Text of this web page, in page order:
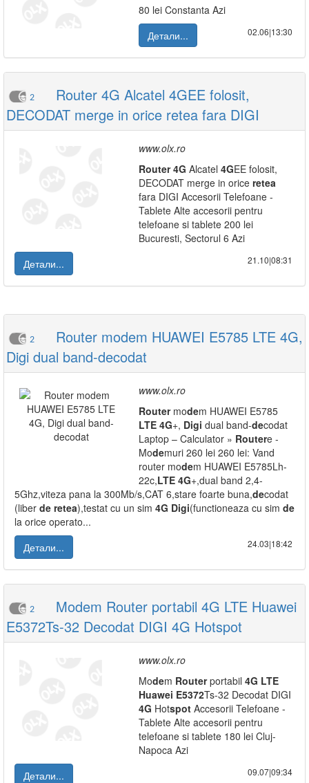
80 lei Constanta Azi
Детали...
02.06|13:30
2
Router 4G Alcatel 4GEE folosit,
DECODAT merge in orice retea fara DIGI
www.olx.ro
Router 4G Alcatel 4GEE folosit,
DECODAT merge in orice retea
fara DIGI Accesorii Telefoane -
Tablete Alte accesorii pentru
telefoane si tablete 200 lei
Bucuresti, Sectorul 6 Azi
Детали...
21.10|08:31
2
Router modem HUAWEI E5785 LTE 4G,
Digi dual band-decodat
www.olx.ro
Routermodem HUAWEI E5785
LTE 4G+, Digi dual band-decodat
Laptop – Calculator » Routere -
Modemuri 260 lei 260 lei: Vand
router modem HUAWEI E5785Lh-
22c,LTE 4G+,dual band 2,4-
5Ghz,viteza pana la 300Mb/s,CAT 6,stare foarte buna,decodat
(liber de retea),testat cu un sim 4G Digi(functioneaza cu sim de
la orice operato...
Детали...
24.03|18:42
2
Modem Router portabil 4G LTE Huawei
E5372Ts-32 Decodat DIGI 4G Hotspot
www.olx.ro
Modem Routerportabil 4G LTE
Huawei E5372Ts-32 Decodat DIGI
4G Hotspot Accesorii Telefoane -
Tablete Alte accesorii pentru
telefoane si tablete 180 lei Cluj-
Napoca Azi
Детали...
09.07|09:34